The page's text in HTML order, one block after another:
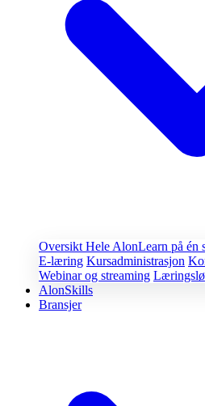
Oversikt Hele AlonLearn på én
E-læring Kursadministrasjon
Webinar og streaming
AlonSkills
Bransjer